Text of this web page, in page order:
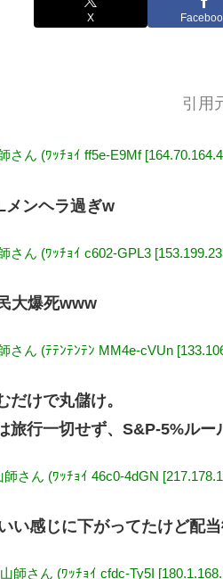
X
引用
さん (ﾜｯﾁｮｲ ff5e-E9Mf
メンヘラ過ぎw
さん (ﾜｯﾁｮｲ c602-GPL3
大爆死www
さん (ﾃﾃﾝﾃﾝﾃﾝ MM4e-cVUn
だけで丸儲け。
旅行一切せず、S&P-5%ルー
師さん (ﾜｯﾁｮｲ 46c0-4dGN
い感じに下がってたけど配
山師さん (ﾜｯﾁｮｲ cfdc-Ty5I